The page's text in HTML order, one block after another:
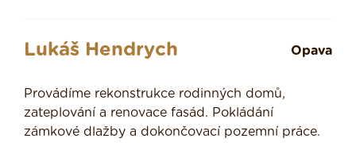
Lukáš Hendrych Opava
Provádíme rekonstrukce rodinných domů,
zateplování a renovace fasád. Pokládání
zámkové dlažby a dokončovací pozemní práce.